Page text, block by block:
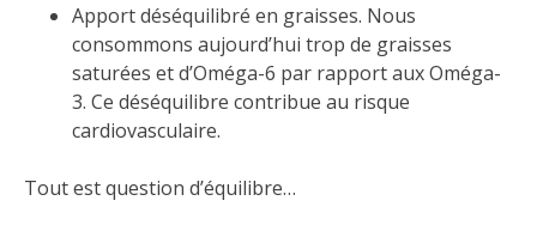
Apport déséquilibré en graisses. Nous
consommons aujourd’hui trop de graisses
saturées et d’Oméga-6 par rapport aux Oméga-
3. Ce déséquilibre contribue au risque
cardiovasculaire.
Tout est question d’équilibre…